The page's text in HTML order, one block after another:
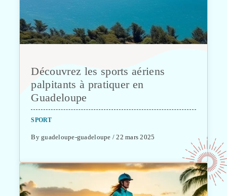
Découvrez les sports aériens
palpitants à pratiquer en
Guadeloupe
SPORT
By guadeloupe-guadeloupe / 22 mars 2025